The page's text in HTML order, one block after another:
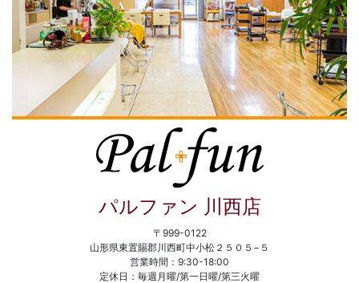
パルファン 川西店
〒999-0122
山形県東置賜郡川西町中小松２５０５−５
営業時間：9:30-18:00
定休日：毎週月曜/第一日曜/第三火曜